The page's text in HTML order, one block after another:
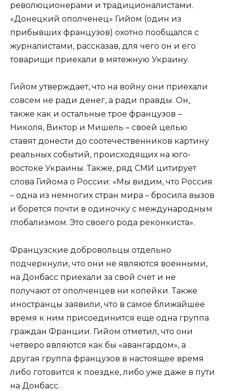
революционерами и традиционалистами.
«Донецкий ополченец» Гийом (один из
прибывших французов) охотно пообщался с
журналистами, рассказав, для чего он и его
товарищи приехали в мятежную Украину.
Гийом утверждает, что на войну они приехали
совсем не ради денег, а ради правды. Он,
также как и остальные трое французов –
Николя, Виктор и Мишель – своей целью
ставят донести до соотечественников картину
реальных событий, происходящих на юго-
востоке Украины. Также, ряд СМИ цитирует
слова Гийома о России: «Мы видим, что Россия
– одна из немногих стран мира – бросила вызов
и борется почти в одиночку с международным
глобализмом. Это своего рода реконкиста».
Французские добровольцы отдельно
подчеркнули, что они не являются военными,
на Донбасс приехали за свой счет и не
получают от ополченцев ни копейки. Также
иностранцы заявили, что в самое ближайшее
время к ним присоединится еще одна группа
граждан Франции. Гийом отметил, что они
четверо являются как бы «авангардом», а
другая группа французов в настоящее время
либо готовится к поездке, либо уже даже в пути
на Донбасс.